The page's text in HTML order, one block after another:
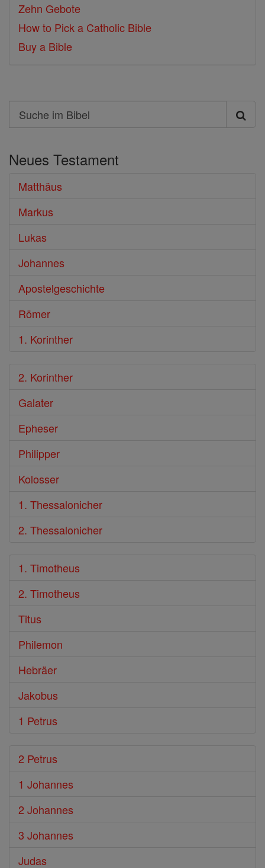
Zehn Gebote
How to Pick a Catholic Bible
Buy a Bible
Search
Suche
Bibel
Neues Testament
Matthäus
Markus
Lukas
Johannes
Apostelgeschichte
Römer
1. Korinther
2. Korinther
Galater
Epheser
Philipper
Kolosser
1. Thessalonicher
2. Thessalonicher
1. Timotheus
2. Timotheus
Titus
Philemon
Hebräer
Jakobus
1 Petrus
2 Petrus
1 Johannes
2 Johannes
3 Johannes
Judas